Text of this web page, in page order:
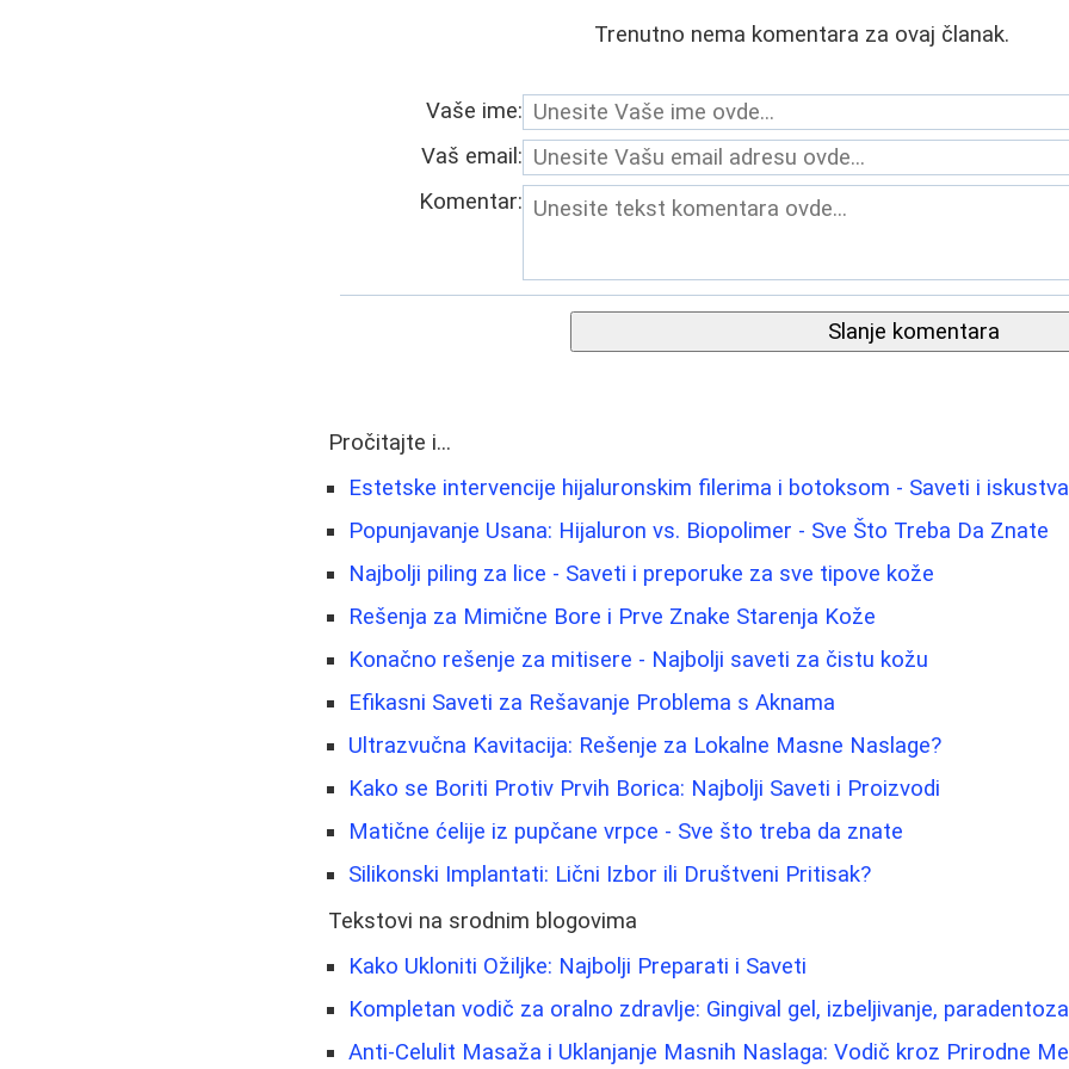
Trenutno nema komentara za ovaj članak.
Vaše ime:
Vaš email:
Komentar:
Slanje komentara
Pročitajte i...
Estetske intervencije hijaluronskim filerima i botoksom - Saveti i iskustva
Popunjavanje Usana: Hijaluron vs. Biopolimer - Sve Što Treba Da Znate
Najbolji piling za lice - Saveti i preporuke za sve tipove kože
Rešenja za Mimične Bore i Prve Znake Starenja Kože
Konačno rešenje za mitisere - Najbolji saveti za čistu kožu
Efikasni Saveti za Rešavanje Problema s Aknama
Ultrazvučna Kavitacija: Rešenje za Lokalne Masne Naslage?
Kako se Boriti Protiv Prvih Borica: Najbolji Saveti i Proizvodi
Matične ćelije iz pupčane vrpce - Sve što treba da znate
Silikonski Implantati: Lični Izbor ili Društveni Pritisak?
Tekstovi na srodnim blogovima
Kako Ukloniti Ožiljke: Najbolji Preparati i Saveti
Kompletan vodič za oralno zdravlje: Gingival gel, izbeljivanje,
Anti-Celulit Masaža i Uklanjanje Masnih Naslaga: Vodič kroz Prirodne